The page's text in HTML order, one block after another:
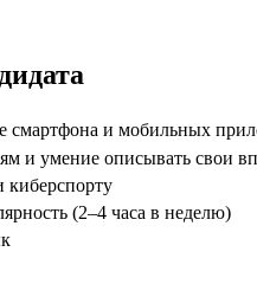
смартфона и мобильных
и умение описывать свои
киберспорту
(2–4 часа в неделю)